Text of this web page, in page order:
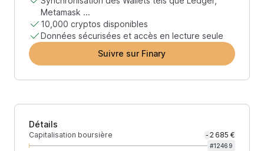
Metamask ...
10,000 cryptos disponibles
Données sécurisées et accès en lecture seule
Suivre sur Finary
Détails
Capitalisation boursière - 2 685 €
#12469